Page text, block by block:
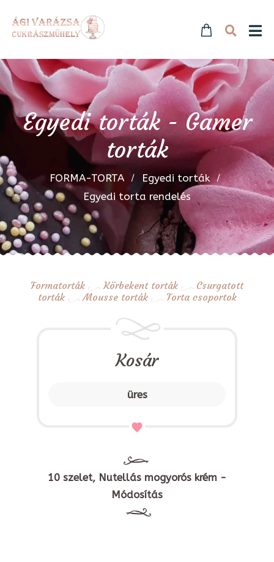
Egyedi torták - Gamer
torták
FORMA-TORTA
Egyedi torták
Egyedi torta rendelés
Formatorták Körbekent torták
Csurgatott
torták
Mousse torták Torta csoportok
Kosár
üres
10 szelet, Nutellás mogyorós krém -
Módosítás